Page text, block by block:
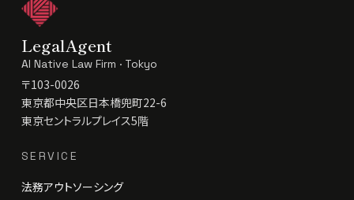
LegalAgent
AI Native Law Firm · Tokyo
〒103-0026
東京都中央区日本橋兜町22-6
東京セントラルプレイス5階
SERVICE
法務アウトソーシング